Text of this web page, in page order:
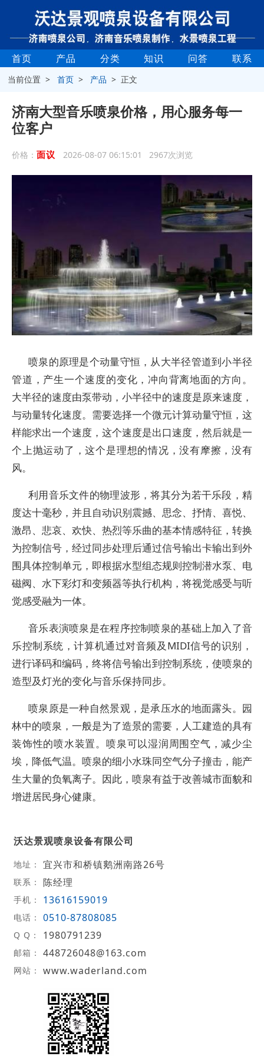
首页 产品 分类 知识 问答 联系
当前位置 >首页 > 产品 > 正文
济南大型音乐喷泉价格，用心服务每一
位客户
价格： 面议 2026-08-07 06:15:01 2967次浏览
喷泉的原理是个动量守恒，从大半径管道到小半径
管道，产生一个速度的变化，冲向背离地面的方向。
大半径的速度由泵带动，小半径中的速度是原来速度，
与动量转化速度。需要选择一个微元计算动量守恒，这
样能求出一个速度，这个速度是出口速度，然后就是一
个上抛运动了，这个是理想的情况，没有摩擦，没有
风。
利用音乐文件的物理波形，将其分为若干乐段，精
度达十毫秒，并且自动识别震撼、思念、抒情、喜悦、
激昂、悲哀、欢快、热烈等乐曲的基本情感特征，转换
为控制信号，经过同步处理后通过信号输出卡输出到外
围具体控制单元，即根据水型组态规则控制潜水泵、电
磁阀、水下彩灯和变频器等执行机构，将视觉感受与听
觉感受融为一体。
音乐表演喷泉是在程序控制喷泉的基础上加入了音
乐控制系统，计算机通过对音频及MIDI信号的识别，
进行译码和编码，终将信号输出到控制系统，使喷泉的
造型及灯光的变化与音乐保持同步。
喷泉原是一种自然景观，是承压水的地面露头。园
林中的喷泉，一般是为了造景的需要，人工建造的具有
装饰性的喷水装置。喷泉可以湿润周围空气，减少尘
埃，降低气温。喷泉的细小水珠同空气分子撞击，能产
生大量的负氧离子。因此，喷泉有益于改善城市面貌和
增进居民身心健康。
沃达景观喷泉设备有限公司
地址： 宜兴市和桥镇鹅洲南路26号
联系： 陈经理
手机： 13616159019
电话： 0510-87808085
Q Q： 1980791239
邮箱： 448726048@163.com
网站： www.waderland.com